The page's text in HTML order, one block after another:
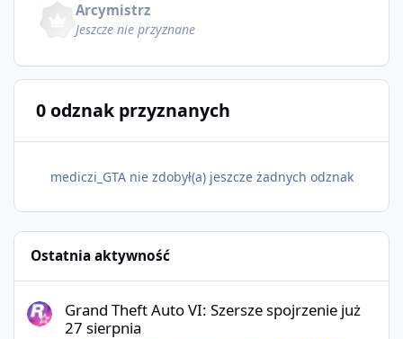
Arcymistrz
Jeszcze nie przyznane
0 odznak przyznanych
mediczi_GTA nie zdobył(a) jeszcze żadnych odznak
Ostatnia aktywność
Grand Theft Auto VI: Szersze spojrzenie już
27 sierpnia